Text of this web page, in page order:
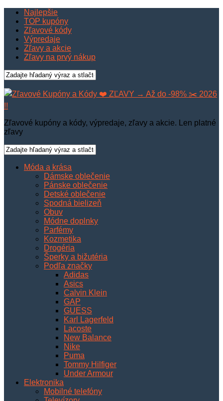
Najlepšie
TOP kupóny
Zľavové kódy
Výpredaje
Zľavy a akcie
Zľavy na prvý nákup
Zľavové kupóny a kódy, výpredaje, zľavy a akcie. Len platné
zľavy
Móda a krása
Dámske oblečenie
Pánske oblečenie
Detské oblečenie
Spodná bielizeň
Obuv
Módne doplnky
Parfémy
Kozmetika
Drogéria
Šperky a bižutéria
Podľa značky
Adidas
Asics
Calvin Klein
GAP
GUESS
Karl Lagerfeld
Lacoste
New Balance
Nike
Puma
Tommy Hilfiger
Under Armour
Elektronika
Mobilné telefóny